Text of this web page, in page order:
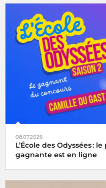
08.07.2026
L’École des Odyssées :
gagnante est en ligne